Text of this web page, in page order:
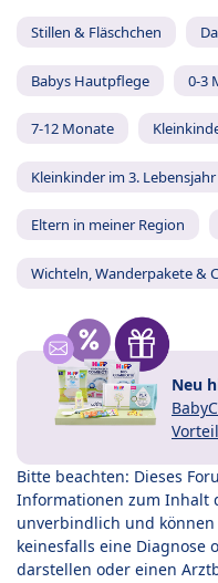
Stillen & Fläschchen
Babys Hautpflege 0-3
7-12 Monate
Kleinkinder im 3. Lebensjahr
Eltern in meiner Region
Wichteln, Wanderpakete &
Neu
Bitte beachten: Dieses
Informationen zum Inhalt
unverbindlich und
keinesfalls eine Diagnose
darstellen oder einen